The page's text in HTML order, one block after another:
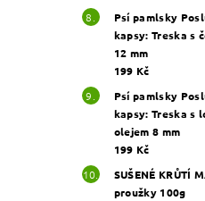
Psí pamlsky
kapsy: Treska s
12 mm
199 Kč
Psí pamlsky
kapsy: Treska s
olejem 8 mm
199 Kč
SUŠENÉ KRŮTÍ
proužky 100g